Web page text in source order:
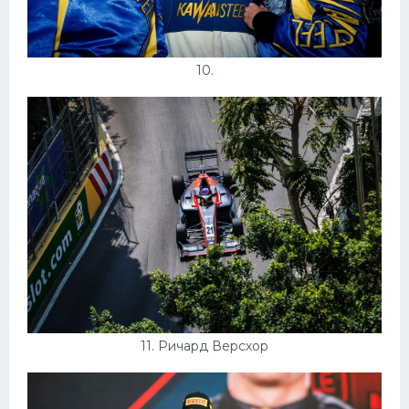
10.
11. Ричард Версхор